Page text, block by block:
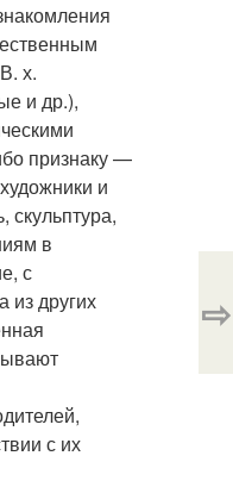
х.
и др.),
признаку —
и
в
с
из других
с их
⇨